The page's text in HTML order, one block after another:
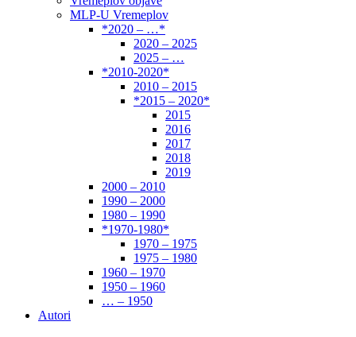
MLP-U Vremeplov
*2020 – …*
2020 – 2025
2025 – …
*2010-2020*
2010 – 2015
*2015 – 2020*
2015
2016
2017
2018
2019
2000 – 2010
1990 – 2000
1980 – 1990
*1970-1980*
1970 – 1975
1975 – 1980
1960 – 1970
1950 – 1960
… – 1950
Autori